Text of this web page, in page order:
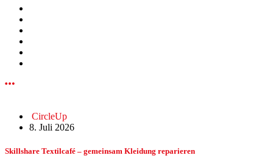
CircleUp
8. Juli 2026
Skillshare Textilcafé – gemeinsam Kleidung reparieren